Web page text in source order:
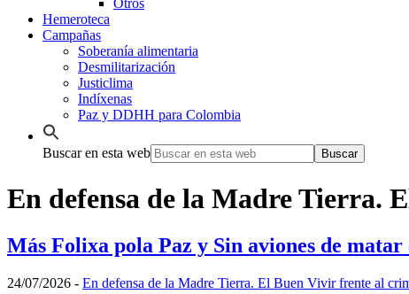
Otros
Hemeroteca
Campañas
Soberanía alimentaria
Desmilitarización
Justiclima
Indíxenas
Paz y DDHH para Colombia
Buscar en esta web
En defensa de la Madre Tierra.
Más Folixa pola Paz y Sin aviones de
24/07/2026 - En defensa de la Madre Tierra. El Buen Vivir frente al